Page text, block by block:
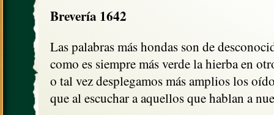
Brevería 1642
Las palabras más hondas son de
como es siempre más verde la hierba en
o tal vez desplegamos más amplios los
que al escuchar a aquellos que hablan a